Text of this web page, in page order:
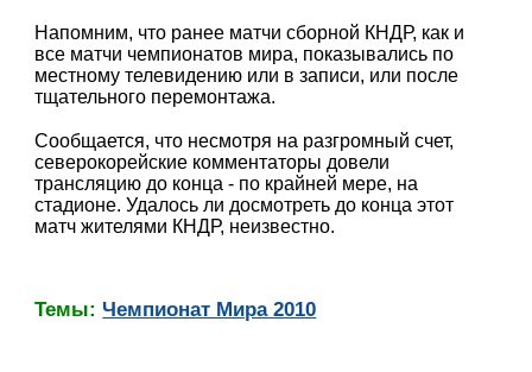
Напомним, что ранее матчи сборной КНДР, как и
все матчи чемпионатов мира, показывались по
местному телевидению или в записи, или после
тщательного перемонтажа.
Сообщается, что несмотря на разгромный счет,
северокорейские комментаторы довели
трансляцию до конца - по крайней мере, на
стадионе. Удалось ли досмотреть до конца этот
матч жителями КНДР, неизвестно.
Темы: Чемпионат Мира 2010